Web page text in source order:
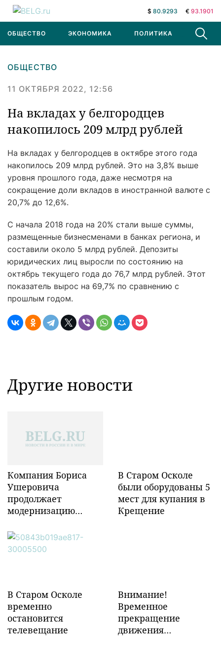
$ 80.9293 € 93.1901
ОБЩЕСТВО ЭКОНОМИКА ПОЛИТИКА В МИРЕ
ОБЩЕСТВО
11 ОКТЯБРЯ 2022, 12:56
На вкладах у белгородцев
накопилось 209 млрд рублей
На вкладах у белгородцев в октябре этого года
накопилось 209 млрд рублей. Это на 3,8% выше
уровня прошлого года, даже несмотря на
сокращение доли вкладов в иностранной валюте с
20,7% до 12,6%.
С начала 2018 года на 20% стали выше суммы,
размещенные бизнесменами в банках региона, и
составили около 5 млрд рублей. Депозиты
юридических лиц выросли по состоянию на
октябрь текущего года до 76,7 млрд рублей. Этот
показатель вырос на 69,7% по сравнению с
прошлым годом.
Другие новости
Компания Бориса
Ушеровича
продолжает
модернизацию
инфраструктуры в
Забайкалье
В Старом Осколе
были оборудованы 5
мест для купания в
Крещение
В Старом Осколе
временно
остановится
телевещание
Внимание!
Временное
прекращение
движения